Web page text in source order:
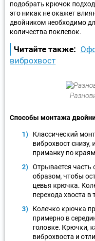
подобрать крючок
это никак не окажет
двойником необходимо
количества поклевок.
Читайте также:
виброхвост
Способы монтажа
Классический
виброхвост
приманку по
Отрывается часть
образом, чтобы
цевья крючка.
перехода хвоста в
Колечко крючка
примерно в
головке. Крючки,
виброхвоста и